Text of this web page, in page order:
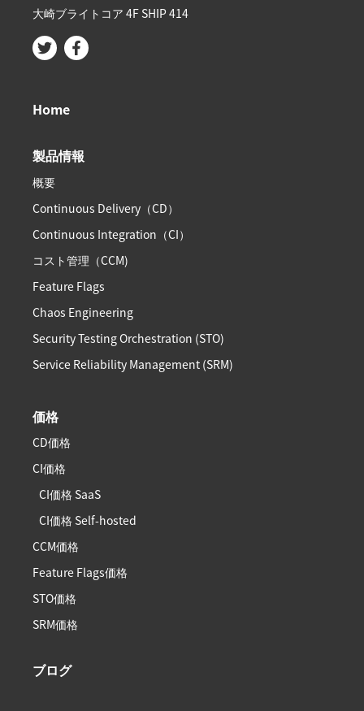
大崎ブライトコア 4F SHIP 414
Home
製品情報
概要
Continuous Delivery（CD）
Continuous Integration（CI）
コスト管理（CCM)
Feature Flags
Chaos Engineering
Security Testing Orchestration (STO)
Service Reliability Management (SRM)
価格
CD価格
CI価格
CI価格 SaaS
CI価格 Self-hosted
CCM価格
Feature Flags価格
STO価格
SRM価格
ブログ